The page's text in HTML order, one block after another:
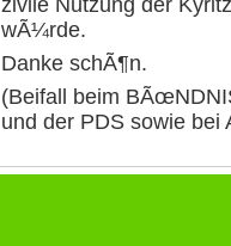
wÃ¼rde.
Danke schÃ¶n.
(Beifall beim
und der PDS sowie bei